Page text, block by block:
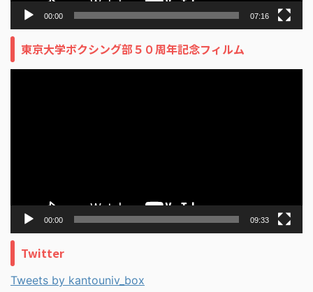
00:00 07:16
東京大学ボクシング部５０周年記念フィルム
00:00 09:33
Twitter
Tweets by kantouniv_box